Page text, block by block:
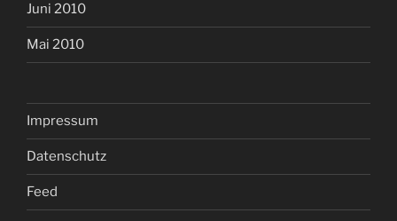
Juni 2010
Mai 2010
Impressum
Datenschutz
Feed